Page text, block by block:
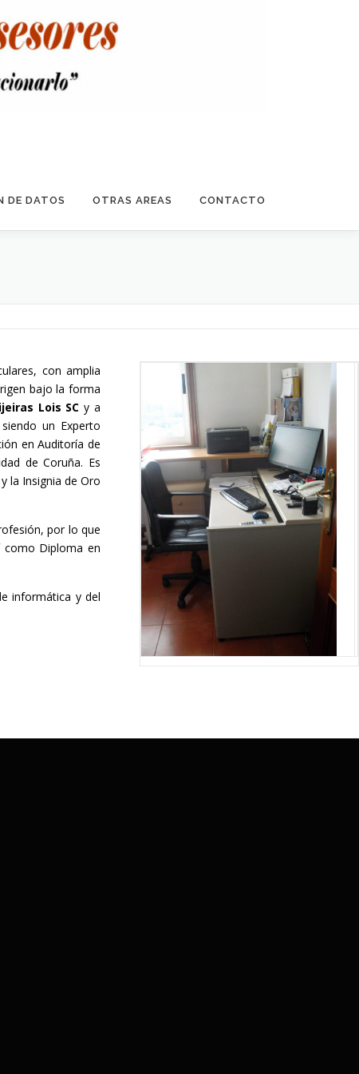
DE DATOS OTRAS AREAS CONTACTO
con amplia
bajo la forma
Lois SC y a
un Experto
en Auditoría de
de Coruña. Es
la Insignia de Oro
por lo que
como Diploma en
informática y del